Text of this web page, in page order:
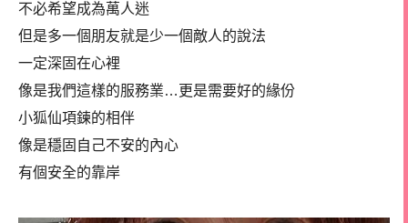
不必希望成為萬人迷
但是多一個朋友就是少一個敵人的說法
一定深固在心裡
像是我們這樣的服務業…更是需要好的緣份
小狐仙項鍊的相伴
像是穩固自己不安的內心
有個安全的靠岸